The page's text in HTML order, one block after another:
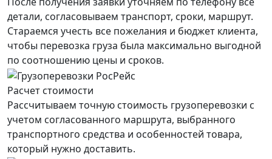
детали, согласовываем транспорт, сроки, маршрут.
Стараемся учесть все пожелания и бюджет клиента,
чтобы перевозка груза была максимально выгодной
по соотношению цены и сроков.
Расчет стоимости
Рассчитываем точную стоимость грузоперевозки с
учетом согласованного маршрута, выбранного
транспортного средства и особенностей товара,
который нужно доставить.